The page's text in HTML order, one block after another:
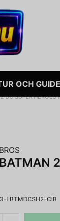
OCH
DC SUPER HEROES
LBTMDCSH2-CIB